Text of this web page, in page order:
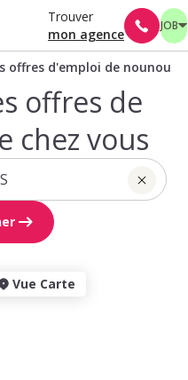
Trouver
mon agence
JOB
offres d'emploi de nounou
offres de
chez vous
Vue Carte